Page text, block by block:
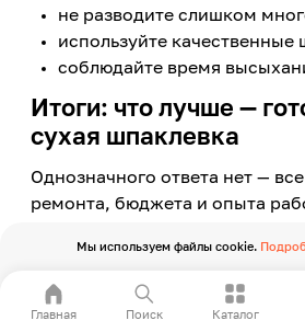
не разводите слишком
используйте качественные
соблюдайте время
Итоги: что лучше —
сухая шпаклевка
Однозначного ответа нет —
ремонта, бюджета и опыта
Сухая шпаклевка подойдет
хочет сэкономить;
планирует выравнивать
Главная Поиск Каталог
Мы используем файлы cookie.